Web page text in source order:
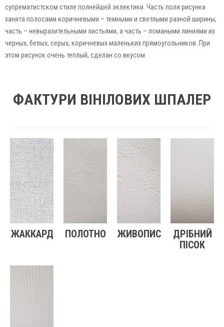
супрематистском стиле полнейшей эклектики. Часть поля рисунка
занята полосами коричневыми – темными и светлыми разной ширины,
часть – невыразительными листьями, а часть – ломаными линиями из
черных, белых, серых, коричневых маленьких прямоугольников. При
этом рисунок очень теплый, сделан со вкусом.
ФАКТУРИ ВІНІЛОВИХ ШПАЛЕР
ЖАККАРД ПОЛОТНО ЖИВОПИС
ДРІБНИЙ
ПІСОК